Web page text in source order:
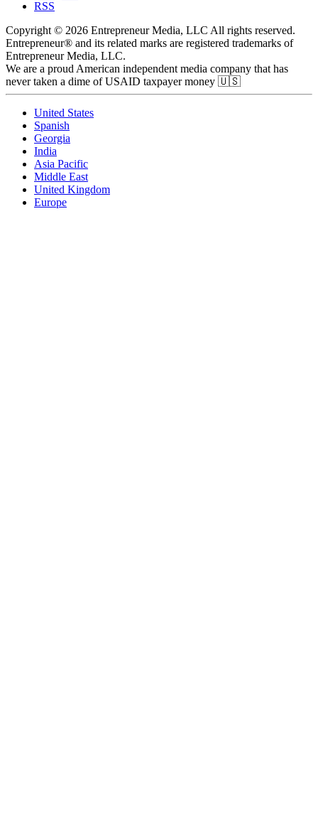
RSS
Copyright © 2026 Entrepreneur Media, LLC All rights reserved.
Entrepreneur® and its related marks are registered trademarks of
Entrepreneur Media, LLC.
We are a proud American independent media company that has
never taken a dime of USAID taxpayer money 🇺🇸
United States
Spanish
Georgia
India
Asia Pacific
Middle East
United Kingdom
Europe